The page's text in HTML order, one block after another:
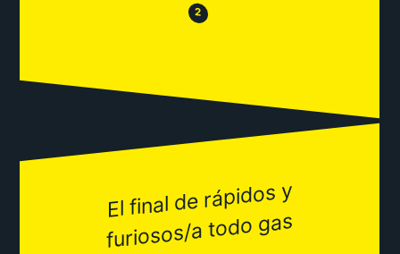
😒 2 😂
El final de rápidos y
furiosos/a todo gas